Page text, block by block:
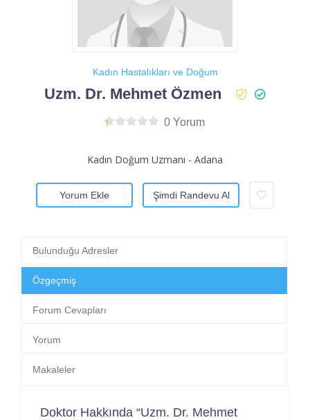
Kadın Hastalıkları ve Doğum
Uzm. Dr. Mehmet Özmen
0 Yorum
Kadın Doğum Uzmanı - Adana
Yorum Ekle Şimdi Randevu Al
Bulunduğu Adresler
Özgeçmiş
Forum Cevapları
Yorum
Makaleler
Doktor Hakkında “Uzm. Dr. Mehmet